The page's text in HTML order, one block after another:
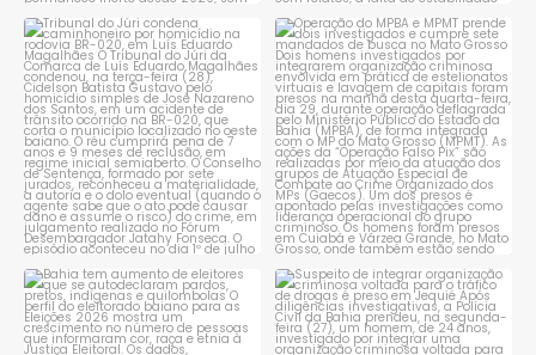
Tribunal do Júri condena
caminhoneiro por...
1 0
Operação do MPBA e MPMT
prende dois investigados e...
1 0
Bahia tem aumento de eleitores
que se autodeclaram...
1 0
Suspeito de integrar
organização criminosa
voltada...
1 0